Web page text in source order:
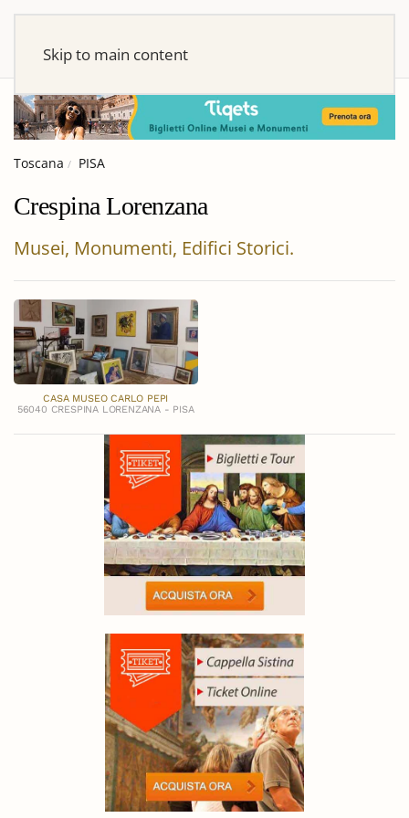
Skip to main content
Toscana PISA
Crespina Lorenzana
Musei, Monumenti, Edifici Storici.
CASA MUSEO CARLO PEPI
56040 CRESPINA LORENZANA - PISA